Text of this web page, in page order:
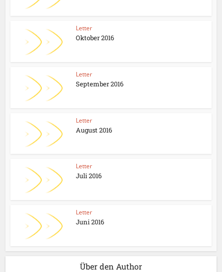
Letter
Oktober 2016
Letter
September 2016
Letter
August 2016
Letter
Juli 2016
Letter
Juni 2016
Über den Author